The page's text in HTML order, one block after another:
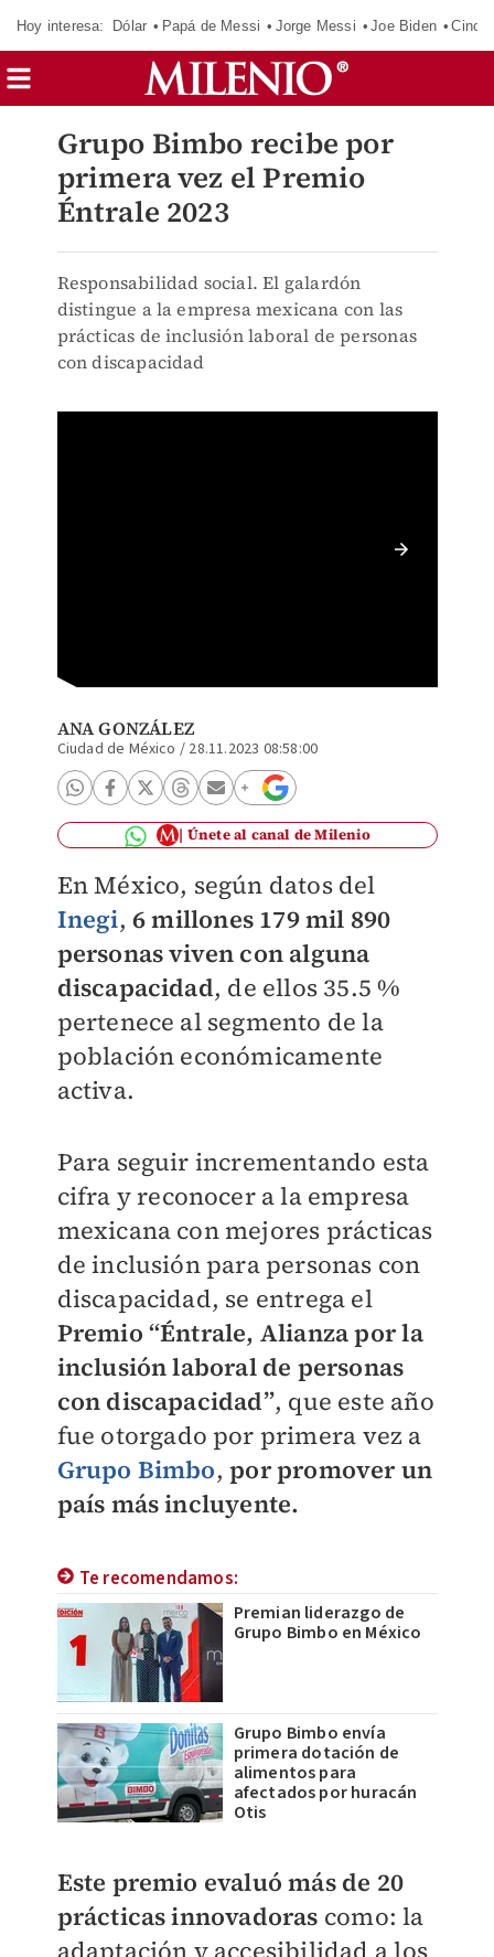
Hoy interesa: Dólar Papá de Messi Jorge Messi Joe Biden
Grupo Bimbo recibe por
primera vez el Premio
Éntrale 2023
Responsabilidad social. El galardón
distingue a la empresa mexicana con las
prácticas de inclusión laboral de personas
con discapacidad
ANA GONZÁLEZ
Ciudad de México / 28.11.2023 08:58:00
Únete al canal de Milenio
En México, según datos del
Inegi, 6 millones 179 mil 890
personas viven con alguna
discapacidad, de ellos 35.5 %
pertenece al segmento de la
población económicamente
activa.
Para seguir incrementando esta
cifra y reconocer a la empresa
mexicana con mejores prácticas
de inclusión para personas con
discapacidad, se entrega el
Premio “Éntrale, Alianza por la
inclusión laboral de personas
con discapacidad”, que este año
fue otorgado por primera vez a
Grupo Bimbo,por promover un
país más incluyente.
Te recomendamos:
Premian liderazgo de
Grupo Bimbo en México
Grupo Bimbo envía
primera dotación de
alimentos para
afectados por huracán
Otis
Este premio evaluó más de 20
prácticas innovadoras como: la
adaptación y accesibilidad a los